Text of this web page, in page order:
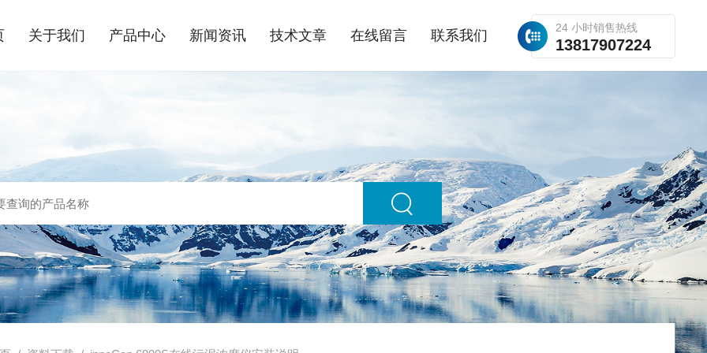
24 小时销售热线
13817907224
关于我们 产品中心 新闻资讯 技术文章 在线留言 联系我们